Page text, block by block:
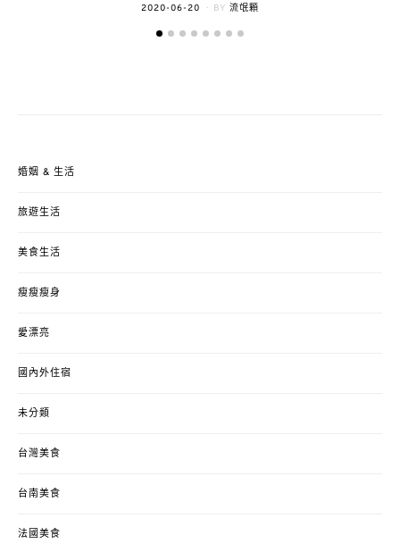
POSTED
2020-06-20 BY 流氓顆
婚姻 & 生活
旅遊生活
美食生活
瘦瘦瘦身
愛漂亮
國內外住宿
未分類
台灣美食
台南美食
法國美食